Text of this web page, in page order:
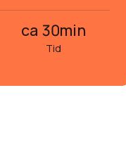
ca 30min
Tid